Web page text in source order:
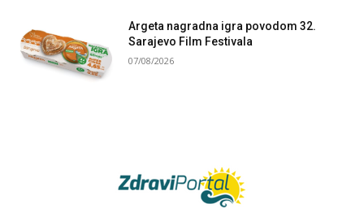
Argeta nagradna igra povodom 32.
Sarajevo Film Festivala
07/08/2026